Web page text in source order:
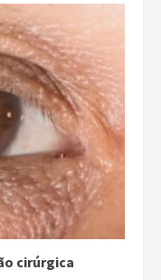
cirúrgica